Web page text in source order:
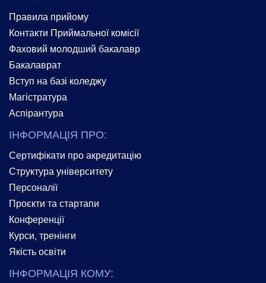
Правила прийому
Контакти Приймальної комісії
Фаховий молодший бакалавр
Бакалаврат
Вступ на базі коледжу
Магістратура
Аспірантура
ІНФОРМАЦІЯ ПРО:
Сертифікати про акредитацію
Структура університету
Персоналії
Проєкти та стартапи
Конференції
Курси, тренінги
Якість освіти
ІНФОРМАЦІЯ КОМУ: